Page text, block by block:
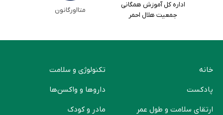
اداره کل آموزش همگانی
جمعیت هلال احمر
متااورگانون
خانه
پادکست
ارتقای سلامت و طول عمر
تکنولوژی و سلامت
دارو‌ها و واکسن‌ها
مادر و کودک